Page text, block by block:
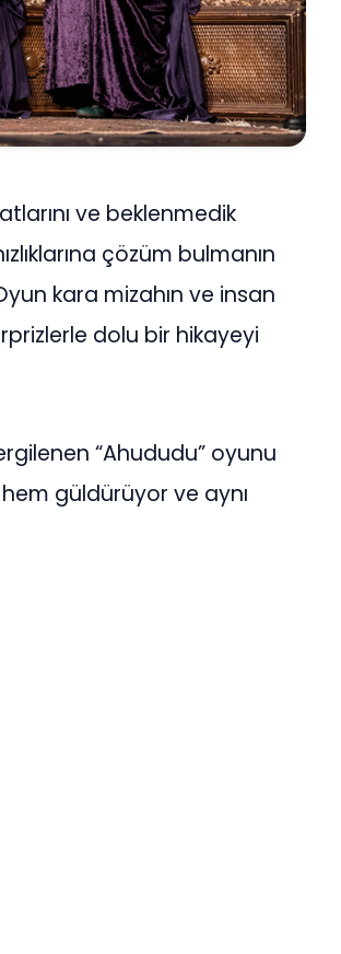
ve beklenmedik
çözüm bulmanın
kara mizahın ve insan
dolu bir hikayeyi
“Ahududu” oyunu
güldürüyor ve aynı